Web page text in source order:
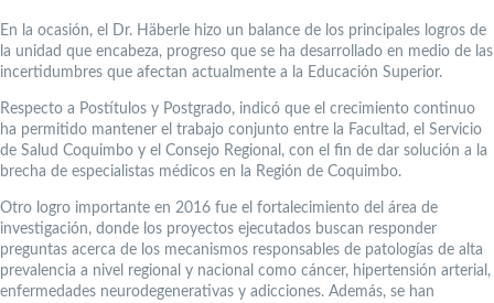
En la ocasión, el Dr. Häberle hizo un balance de los principales logros de
la unidad que encabeza, progreso que se ha desarrollado en medio de las
incertidumbres que afectan actualmente a la Educación Superior.
Respecto a Postítulos y Postgrado, indicó que el crecimiento continuo
ha permitido mantener el trabajo conjunto entre la Facultad, el Servicio
de Salud Coquimbo y el Consejo Regional, con el fin de dar solución a la
brecha de especialistas médicos en la Región de Coquimbo.
Otro logro importante en 2016 fue el fortalecimiento del área de
investigación, donde los proyectos ejecutados buscan responder
preguntas acerca de los mecanismos responsables de patologías de alta
prevalencia a nivel regional y nacional como cáncer, hipertensión arterial,
enfermedades neurodegenerativas y adicciones. Además, se han